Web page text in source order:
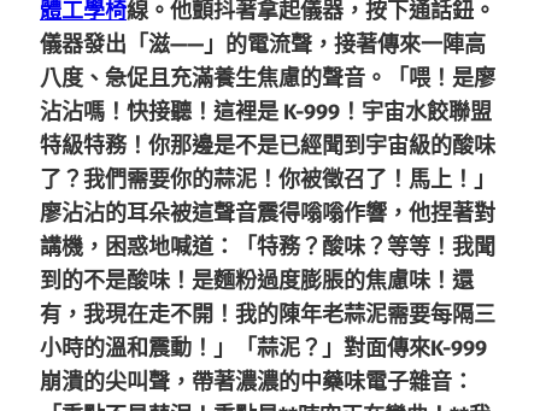
體工學椅線。他顫抖著拿起儀器，按下通話鈕。
儀器發出「滋——」的電流聲，接著傳來一陣高
八度、急促且充滿養生焦慮的聲音。「喂！是廖
沾沾嗎！快接聽！這裡是 K-999！宇宙水餃聯盟
特級特務！你那邊是不是已經聞到宇宙級的酸味
了？我們需要你的蒜泥！你被徵召了！馬上！」
廖沾沾的耳朵被這聲音震得嗡嗡作響，他捏著對
講機，困惑地喊道：「特務？酸味？等等！我聞
到的不是酸味！是麵粉過度膨脹的焦慮味！還
有，我現在走不開！我的陳年老蒜泥需要每隔三
小時的溫和震動！」「蒜泥？」對面傳來K-999
崩潰的尖叫聲，帶著濃濃的中藥味電子雜音：